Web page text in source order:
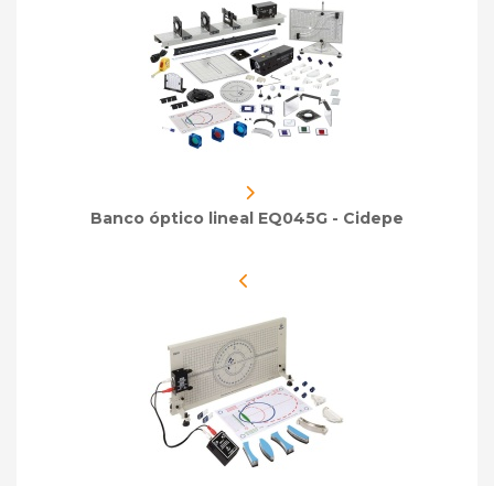
Banco óptico lineal EQ045G - Cidepe